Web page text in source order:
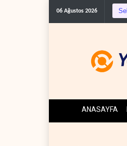
06 Ağustos 2026
ANASAYFA